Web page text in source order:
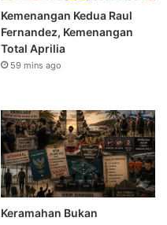
Kemenangan Kedua Raul
Fernandez, Kemenangan
Total Aprilia
59 mins ago
Keramahan Bukan